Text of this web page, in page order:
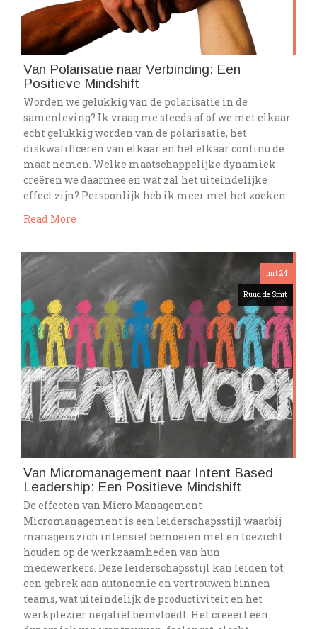
Van Polarisatie naar Verbinding: Een
Positieve Mindshift
Worden we gelukkig van de polarisatie in de
samenleving? Ik vraag me steeds af of we met elkaar
echt gelukkig worden van de polarisatie, het
diskwalificeren van elkaar en het elkaar continu de
maat nemen. Welke maatschappelijke dynamiek
creëren we daarmee en wat zal het uiteindelijke
effect zijn? Persoonlijk heb ik meer met het zoeken…
Read More
mrt 24
Ruud de Smit
Van Micromanagement naar Intent Based
Leadership: Een Positieve Mindshift
De effecten van Micro Management
Micromanagement is een leiderschapsstijl waarbij
managers zich intensief bemoeien met en toezicht
houden op de werkzaamheden van hun
medewerkers. Deze leiderschapsstijl kan leiden tot
een gebrek aan autonomie en vertrouwen binnen
teams, wat uiteindelijk de productiviteit en het
werkplezier negatief beïnvloedt. Het creëert een